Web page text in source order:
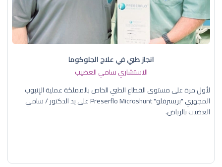
انجاز طبي في علاج الجلوكوما
الاستشاري سامي العضيب
لأول مرة على مستوى القطاع الطبي الخاص بالمملكة عملية الإنبوب
المجهري "بريسرفلو" Preserflo Microshunt على يد الدكتور / سامي
العضيب بالرياض.